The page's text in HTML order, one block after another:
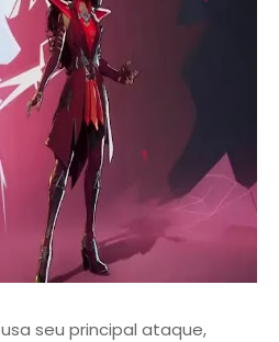
usa seu principal ataque,